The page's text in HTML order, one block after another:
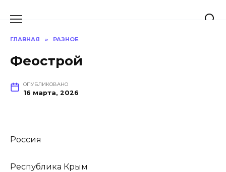
ГЛАВНАЯ » РАЗНОЕ
Феострой
ОПУБЛИКОВАНО
16 марта, 2026
Россия
Республика Крым